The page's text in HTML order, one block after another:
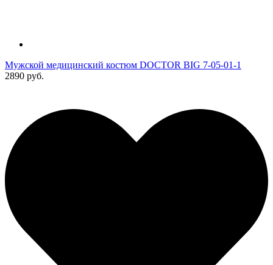
Мужской медицинский костюм DOCTOR BIG 7-05-01-1
2890 руб.